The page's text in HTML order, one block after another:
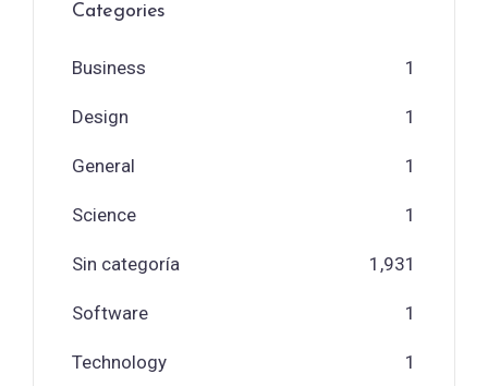
Categories
Business 1
Design 1
General 1
Science 1
Sin categoría 1,931
Software 1
Technology 1